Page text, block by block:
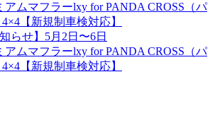
アムマフラーlxy for PANDA CROSS（パ
【新規制車検対応】
らせ】5月2日〜6日
アムマフラーlxy for PANDA CROSS（パ
【新規制車検対応】